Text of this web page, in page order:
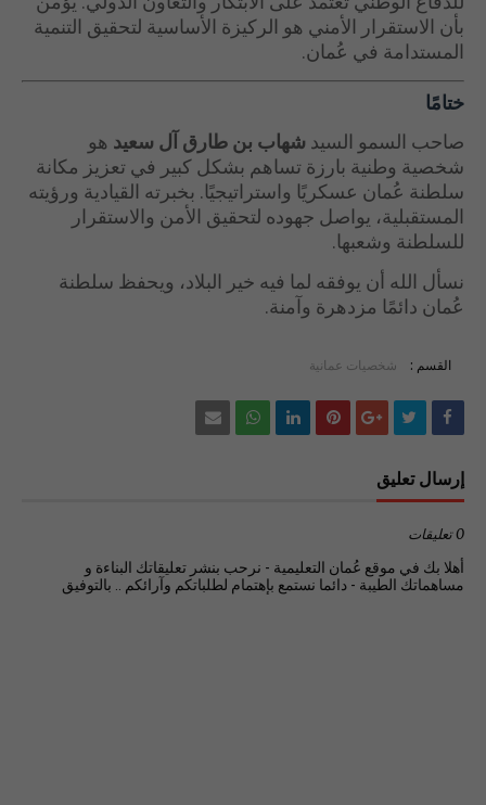
بأن الاستقرار الأمني هو الركيزة الأساسية لتحقيق التنمية
المستدامة في عُمان.
ختامًا
صاحب السمو السيد شهاب بن طارق آل سعيد هو
شخصية وطنية بارزة تساهم بشكل كبير في تعزيز مكانة
سلطنة عُمان عسكريًا واستراتيجيًا. بخبرته القيادية ورؤيته
المستقبلية، يواصل جهوده لتحقيق الأمن والاستقرار
للسلطنة وشعبها.
نسأل الله أن يوفقه لما فيه خير البلاد، ويحفظ سلطنة
عُمان دائمًا مزدهرة وآمنة.
القسم : شخصيات عمانية
إرسال تعليق
0 تعليقات
أهلا بك في موقع عُمان التعليمية - نرحب بنشر تعليقاتك البناءة و
مساهماتك الطيبة - دائما نستمع بإهتمام لطلباتكم وآرائكم .. بالتوفيق